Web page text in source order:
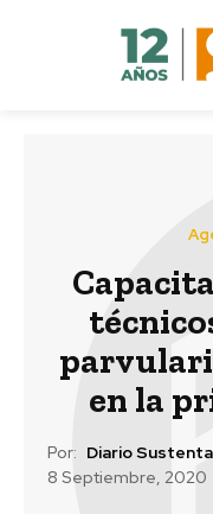
en la
Por: Diario
8 Septiembre, 2020